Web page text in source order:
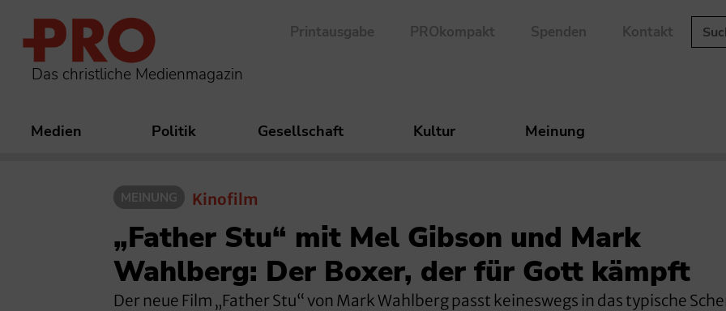
Das christliche Medienmagazin
Printausgabe PROkompakt Spenden Kontakt
Medien Politik Gesellschaft Kultur Meinung
MEINUNG Kinofilm
„Father Stu“ mit Mel Gibson und Mark
Wahlberg: Der Boxer, der für Gott kämpft
Der neue Film „Father Stu“ von Mark Wahlberg passt keineswegs in das typische